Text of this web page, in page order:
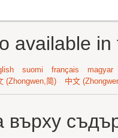
available
suomi français
magyar
(Zhongwen,简) 中文
върху